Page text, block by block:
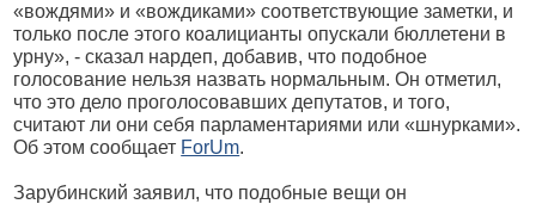
«вождями» и «вождиками» соответствующие заметки, и
только после этого коалицианты опускали бюллетени в
урну», - сказал нардеп, добавив, что подобное
голосование нельзя назвать нормальным. Он отметил,
что это дело проголосовавших депутатов, и того,
считают ли они себя парламентариями или «шнурками».
Об этом сообщает ForUm.
Зарубинский заявил, что подобные вещи он